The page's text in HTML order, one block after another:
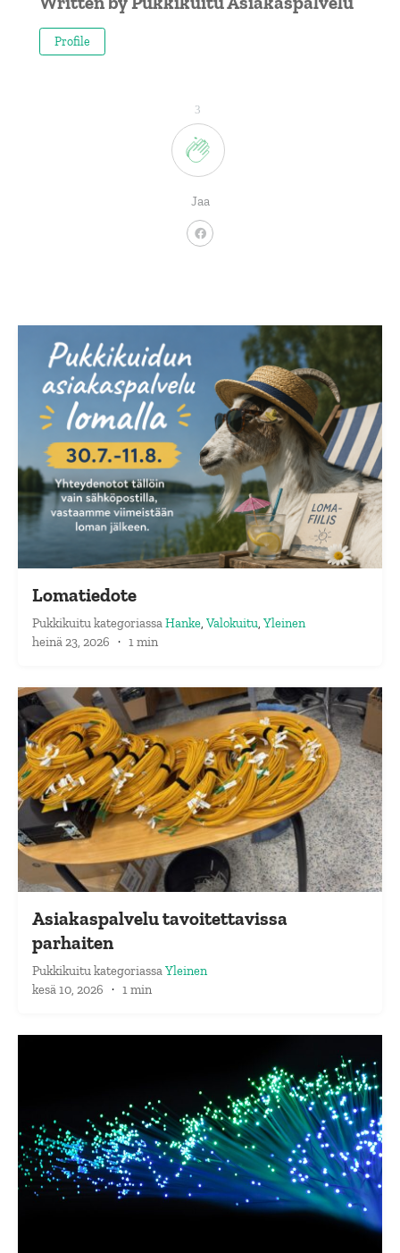
Profile
3
Jaa
Lomatiedote
Pukkikuitu kategoriassa Hanke Valokuitu Yleinen
heinä 23, 2026 · 1 min
Asiakaspalvelu tavoitettavissa
parhaiten
PukkikuitukategoriassaYleinen
kesä 10, 2026 · 1 min